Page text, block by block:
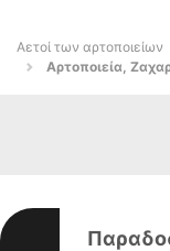
Αετοί των αρτοποιείων
Αρτοποιεία,